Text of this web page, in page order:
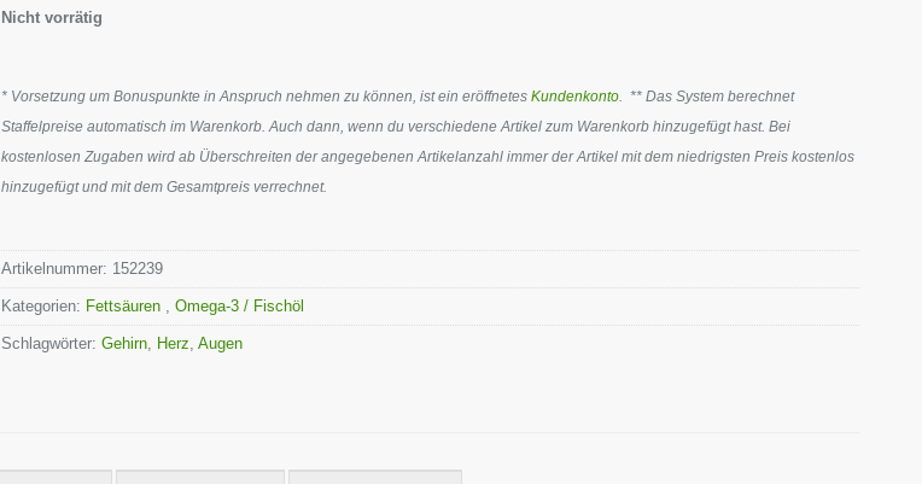
Nicht vorrätig
* Vorsetzung um Bonuspunkte in Anspruch nehmen zu können, ist ein eröffnetesKundenkonto . ** Das System berechnet
Staffelpreise automatisch im Warenkorb. Auch dann, wenn du verschiedene Artikel zum Warenkorb hinzugefügt hast. Bei
kostenlosen Zugaben wird ab Überschreiten der angegebenen Artikelanzahl immer der Artikel mit dem niedrigsten Preis kostenlos
hinzugefügt und mit dem Gesamtpreis verrechnet.
Artikelnummer: 152239
Kategorien: Fettsäuren ,Omega-3 / Fischöl
Schlagwörter:Gehirn Herz ,Augen